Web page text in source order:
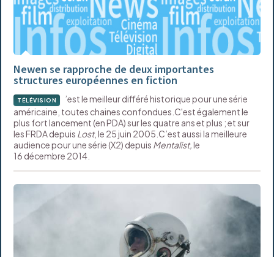
Newen se rapproche de deux importantes
structures européennes en fiction
TÉLÉVISION
’est le meilleur différé historique pour une série
américaine, toutes chaines confondues.C'est également le
plus fort lancement (en PDA) sur les quatre ans et plus ; et sur
les FRDA depuis Lost, le 25 juin 2005.C’est aussi la meilleure
audience pour une série (X2) depuis Mentalist,le
16 décembre 2014.